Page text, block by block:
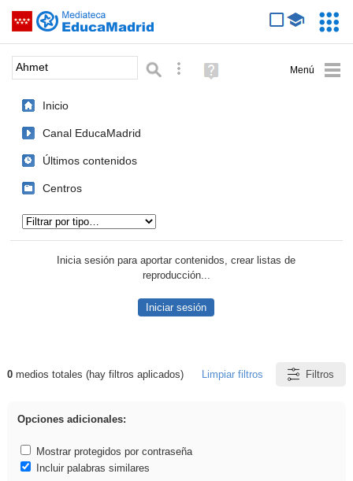
Saltar navegación
Palabra o frase: Búsqueda avanzada
Ayuda
(en
Inicio
Canal EducaMadrid
Últimos contenidos
Centros
Inicia sesión para aportar contenidos, crear listas de
reproducción...
Iniciar sesión
Resultados de: Ahmet
0medios totales (hay filtros aplicados) Limpiar filtros Filtros
Opciones adicionales:
Mostrar protegidos por contraseña
Incluir palabras similares